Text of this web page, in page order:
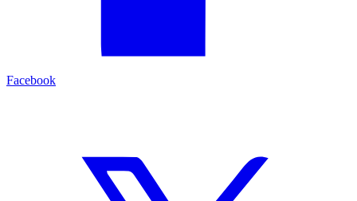
Facebook